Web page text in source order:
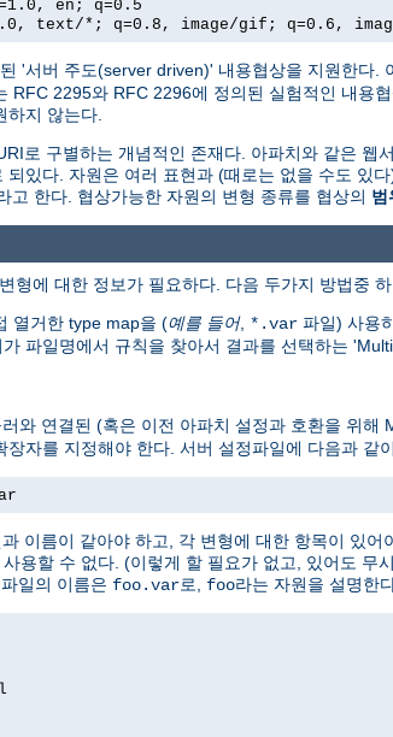
en; q=0.5
text/*; q=0.8, image/gif; q=0.6,
'서버 주도(server driven)' 내용협상을 지원한다.
RFC 2295와 RFC 2296에 정의된 실험적인 내
지 않는다.
로 구별하는 개념적인 존재다. 아파치와 같은 웹
되있다. 자원은 여러 표현과 (때로는 없을 수도 있
고 한다. 협상가능한 자원의 변형 종류를 협상의
형에 대한 정보가 필요하다. 다음 두가지 방법중
열거한 type map을 (예를 들어, *.var 파일) 사용
파일명에서 규칙을 찾아서 결과를 선택하는
와 연결된 (혹은 이전 아파치 설정과 호환을 위해
장자를 지정해야 한다. 서버 설정파일에 다음과 같
이름이 같아야 하고, 각 변형에 대한 항목이 있
용할 수 없다. (이렇게 할 필요가 없고, 있어도
일의 이름은 foo.var로, foo라는 자원을 설명한